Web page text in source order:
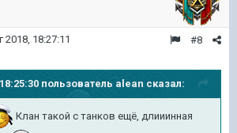
#8
2018, 18:27:11
пользователь alean сказал:
Клан такой с танков ещё, длииинная